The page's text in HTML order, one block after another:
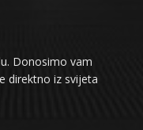
Donosimo vam
direktno iz svijeta